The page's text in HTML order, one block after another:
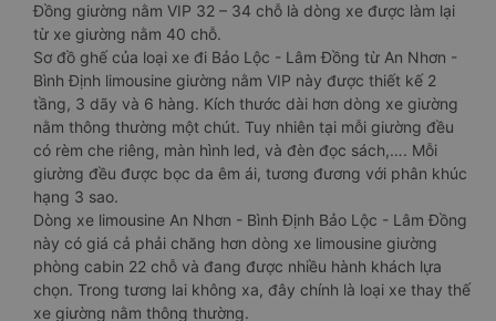
Đồng giường nằm VIP 32 – 34 chỗ là dòng xe được làm lại
từ xe giường nằm 40 chỗ.
Sơ đồ ghế của loại xe đi Bảo Lộc - Lâm Đồng từ An Nhơn -
Bình Định limousine giường nằm VIP này được thiết kế 2
tầng, 3 dãy và 6 hàng. Kích thước dài hơn dòng xe giường
nằm thông thường một chút. Tuy nhiên tại mỗi giường đều
có rèm che riêng, màn hình led, và đèn đọc sách,…. Mỗi
giường đều được bọc da êm ái, tương đương với phân khúc
hạng 3 sao.
Dòng xe limousine An Nhơn - Bình Định Bảo Lộc - Lâm Đồng
này có giá cả phải chăng hơn dòng xe limousine giường
phòng cabin 22 chỗ và đang được nhiều hành khách lựa
chọn. Trong tương lai không xa, đây chính là loại xe thay thế
xe giường nằm thông thường.